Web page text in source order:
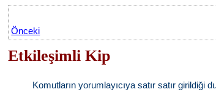
Önceki
Etkileşimli Kip
Komutların yorumlayıcıya satır satır